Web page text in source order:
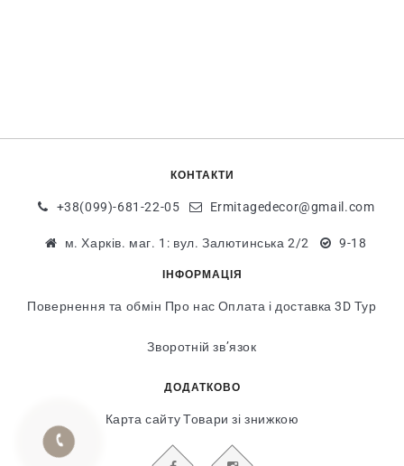
КОНТАКТИ
+38(099)-681-22-05 Ermitagedecor@gmail.com
м. Харків. маг. 1: вул. Залютинська 2/2 9-18
ІНФОРМАЦІЯ
Повернення та обмін Про нас Оплата і доставка 3D Тур
Зворотній зв’язок
ДОДАТКОВО
Карта сайту Товари зі знижкою